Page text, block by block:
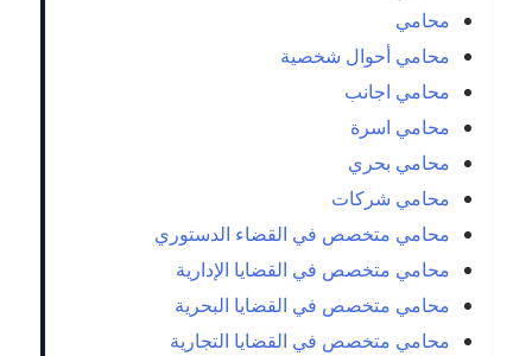
محامي
محامي أحوال شخصية
محامي اجانب
محامي اسرة
محامي بحري
محامي شركات
محامي متخصص في القضاء الدستوري
محامي متخصص في القضايا الإدارية
محامي متخصص في القضايا البحرية
محامي متخصص في القضايا التجارية